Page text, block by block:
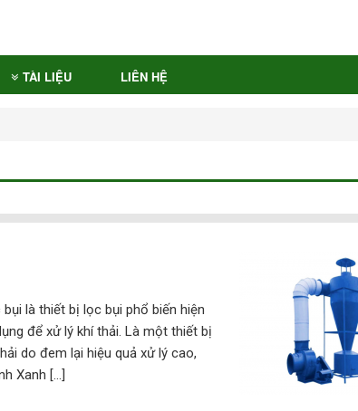
TÀI LIỆU LIÊN HỆ
bụi là thiết bị lọc bụi phổ biến hiện
để xử lý khí thải. Là một thiết bị
do đem lại hiệu quả xử lý cao,
Xanh […]